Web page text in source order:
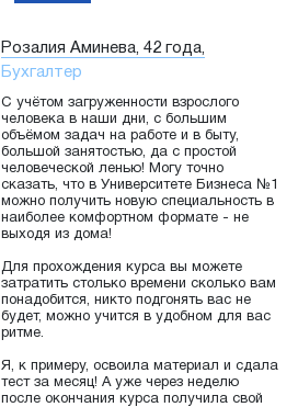
Розалия Аминева, 42 года,
Бухгалтер
С учётом загруженности взрослого
человека в наши дни, с большим
объёмом задач на работе и в быту,
большой занятостью, да с простой
человеческой ленью! Могу точно
сказать, что в Университете Бизнеса №1
можно получить новую специальность в
наиболее комфортном формате - не
выходя из дома!
Для прохождения курса вы можете
затратить столько времени сколько вам
понадобится, никто подгонять вас не
будет, можно учится в удобном для вас
ритме.
Я, к примеру, освоила материал и сдала
тест за месяц! А уже через неделю
после окончания курса получила свой